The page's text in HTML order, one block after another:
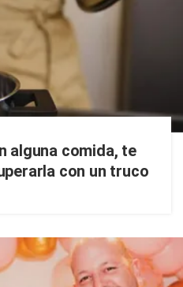
alguna comida, te
con un truco